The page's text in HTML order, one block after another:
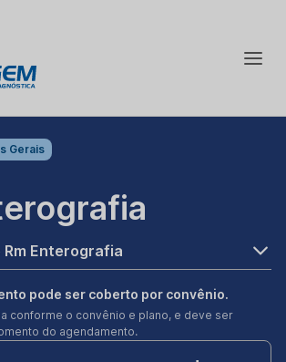
Gerais
Enterografia
pode ser coberto por convênio.
conforme o convênio e plano, e deve ser
do agendamento.